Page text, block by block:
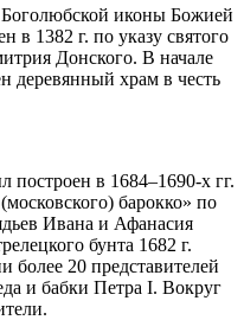
иконы Божией
в 1382 г. по указу святого
Донского. В начале
деревянный храм в честь
в 1684–1690-х гг.
барокко» по
Ивана и Афанасия
бунта 1682 г.
более 20 представителей
и бабки Петра I. Вокруг